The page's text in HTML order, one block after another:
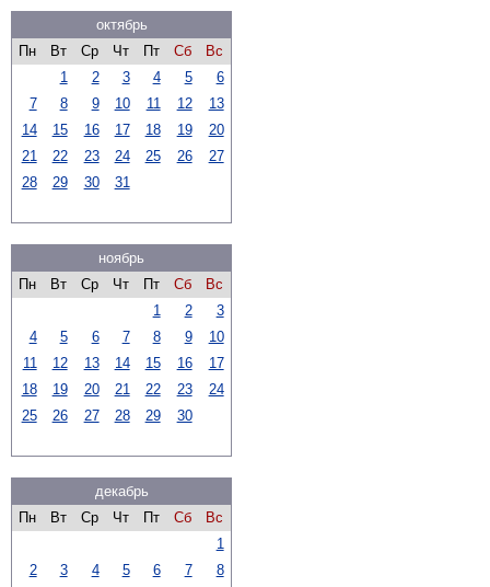
октябрь
Пн
Вт Ср Чт Пт Сб
Вс
1
2 3 4 5
6
7
8 9 10 11 12
13
14
15 16 17 18 19
20
21
22 23 24 25 26
27
28
29 30 31
ноябрь
Пн
Вт Ср Чт Пт Сб
Вс
1
2
3
4
5 6 7 8 9
10
11
12 13 14 15 16
17
18
19 20 21 22 23
24
25
26 27 28 29 30
декабрь
Пн
Вт Ср Чт Пт Сб
Вс
1
2
3 4 5 6 7
8